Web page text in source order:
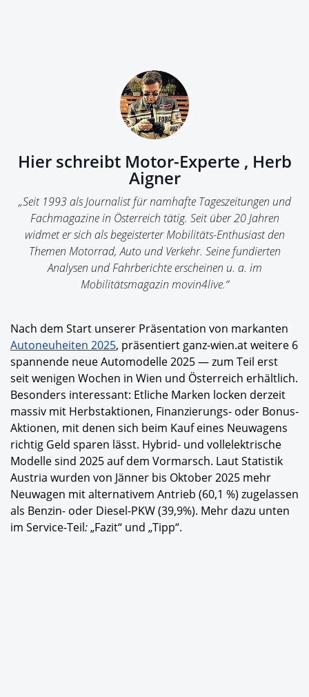
Hier schreibt Motor-Experte , Herb
Aigner
„Seit 1993 als Journalist für namhafte Tageszeitungen und
Fachmagazine in Österreich tätig. Seit über 20 Jahren
widmet er sich als begeisterter Mobilitäts-Enthusiast den
Themen Motorrad, Auto und Verkehr. Seine fundierten
Analysen und Fahrberichte erscheinen u. a. im
Mobilitätsmagazin movin4live.“
Nach dem Start unserer Präsentation von markanten
Autoneuheiten 2025, präsentiert ganz-wien.at weitere 6
spannende neue Automodelle 2025 — zum Teil erst
seit wenigen Wochen in Wien und Österreich erhältlich.
Besonders interessant: Etliche Marken locken derzeit
massiv mit Herbstaktionen, Finanzierungs- oder Bonus-
Aktionen, mit denen sich beim Kauf eines Neuwagens
richtig Geld sparen lässt. Hybrid- und vollelektrische
Modellesind 2025 auf dem Vormarsch. Laut Statistik
Austria wurden von Jänner bis Oktober 2025 mehr
Neuwagen mit alternativem Antrieb (60,1 %) zugelassen
als Benzin- oder Diesel-PKW (39,9%). Mehr dazu unten
im Service-Teil:„Fazit“ und „Tipp“.